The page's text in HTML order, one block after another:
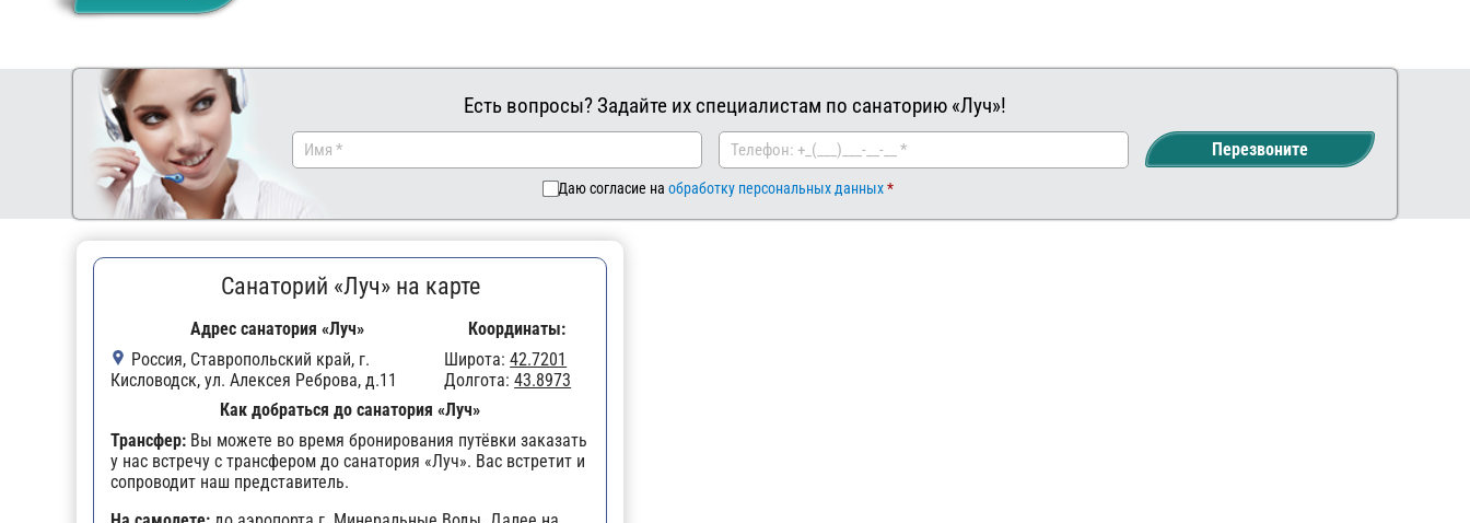
Есть вопросы? Задайте их специалистам по санаторию «Луч»!
Даю согласие на обработку персональных данных
Перезвоните
Санаторий «Луч» на карте
Адрес санатория «Луч»
Россия, Ставропольский край, г.
Кисловодск, ул. Алексея Реброва, д.11
Координаты:
Широта:42.7201
Долгота:43.8973
Как добраться до санатория «Луч»
Трансфер: Вы можете во время бронирования путёвки заказать
у нас встречу с трансфером до санатория «Луч». Вас встретит и
сопроводит наш представитель.